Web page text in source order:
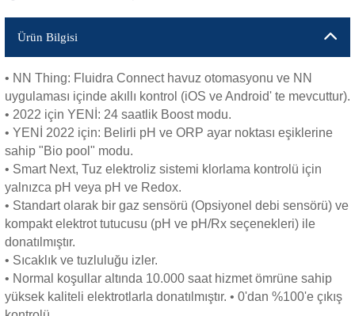
Ürün Bilgisi
• NN Thing: Fluidra Connect havuz otomasyonu ve NN
uygulaması içinde akıllı kontrol (iOS ve Android' te mevcuttur).
• 2022 için YENİ: 24 saatlik Boost modu.
• YENİ 2022 için: Belirli pH ve ORP ayar noktası eşiklerine
sahip "Bio pool" modu.
• Smart Next, Tuz elektroliz sistemi klorlama kontrolü için
yalnızca pH veya pH ve Redox.
• Standart olarak bir gaz sensörü (Opsiyonel debi sensörü) ve
kompakt elektrot tutucusu (pH ve pH/Rx seçenekleri) ile
donatılmıştır.
• Sıcaklık ve tuzluluğu izler.
• Normal koşullar altında 10.000 saat hizmet ömrüne sahip
yüksek kaliteli elektrotlarla donatılmıştır. • 0'dan %100'e çıkış